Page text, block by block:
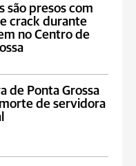
são presos com
crack durante
no Centro de
de Ponta Grossa
de servidora